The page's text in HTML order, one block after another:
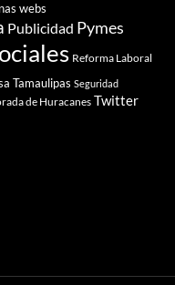
webs
Publicidad Pymes
Reforma Laboral
Tamaulipas Seguridad
de Huracanes Twitter